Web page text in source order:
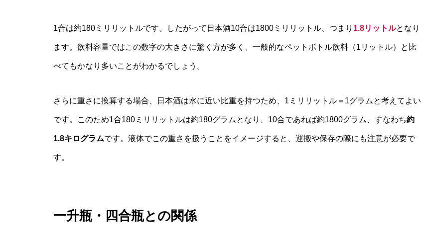
1合は約180ミリリットルです。したがって日本酒10合は1800ミリリットル、つまり 1.8リットルとなり
ます。飲料容量ではこの数字の大きさに驚く方が多く、一般的なペットボトル飲料（1リットル）と比
べてもかなり多いことがわかるでしょう。
さらに重さに換算する場合、日本酒は水に近い比重を持つため、1ミリリットル＝1グラムと考えてよい
です。このため1合180ミリリットルは約180グラムとなり、10合であれば約1800グラム、すなわち約
1.8キログラムです。液体でこの重さを扱うことをイメージすると、運搬や保存の際にも注意が必要で
す。
一升瓶・四合瓶との関係